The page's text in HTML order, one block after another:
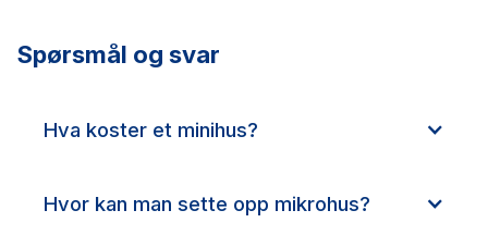
Spørsmål og svar
Hva koster et minihus?
Hvor kan man sette opp mikrohus?